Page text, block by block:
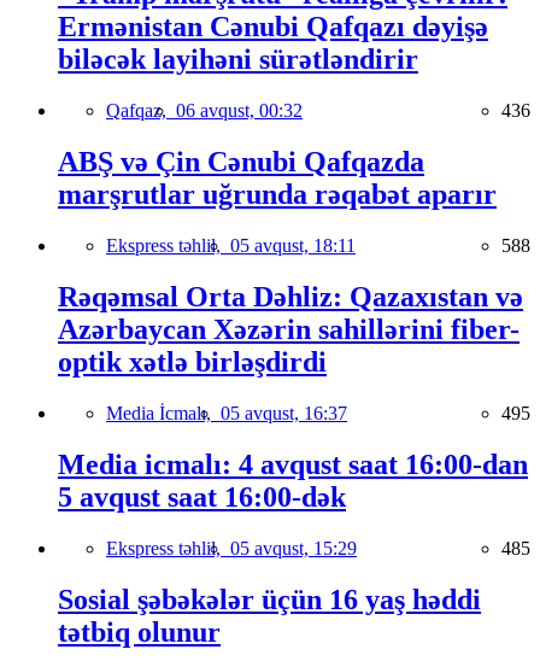
Ermənistan Cənubi Qafqazı dəyişə
biləcək layihəni sürətləndirir
Qafqaz, 06 avqust, 00:32 436
ABŞ və Çin Cənubi Qafqazda
marşrutlar uğrunda rəqabət aparır
Ekspress təhlil, 05 avqust, 18:11 588
Rəqəmsal Orta Dəhliz: Qazaxıstan və
Azərbaycan Xəzərin sahillərini fiber-
optik xətlə birləşdirdi
Media İcmalı, 05 avqust, 16:37 495
Media icmalı: 4 avqust saat 16:00-dan
5 avqust saat 16:00-dək
Ekspress təhlil, 05 avqust, 15:29 485
Sosial şəbəkələr üçün 16 yaş həddi
tətbiq olunur